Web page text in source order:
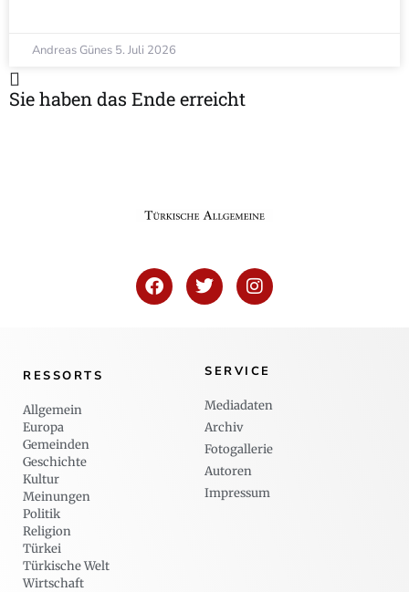
Andreas Günes 5. Juli 2026
Sie haben das Ende erreicht
RESSORTS
Allgemein
Europa
Gemeinden
Geschichte
Kultur
Meinungen
Politik
Religion
Türkei
Türkische Welt
Wirtschaft
SERVICE
Mediadaten
Archiv
Fotogallerie
Autoren
Impressum